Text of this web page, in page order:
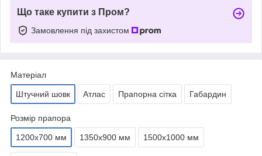
Що таке купити з Пром?
Замовлення під захистом
Матеріал
Штучний шовк Атлас Прапорна сітка Габардин
Розмір прапора
1200х700 мм 1350х900 мм 1500х1000 мм